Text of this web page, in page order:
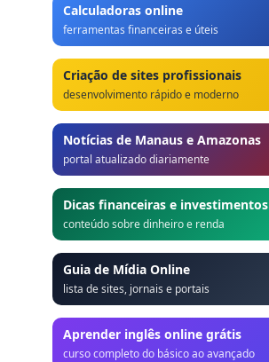
Calculadoras online
ferramentas financeiras e úteis
Criação de sites profissionais
desenvolvimento rápido e moderno
Notícias de Manaus e Amazonas
portal atualizado diariamente
Dicas financeiras e investimentos
conteúdo sobre dinheiro e renda
Guia de Mídia Online
lista de sites, jornais e portais
Aprender inglês online grátis
curso completo do básico ao avançado